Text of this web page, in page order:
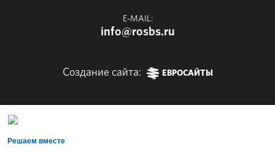
E-MAIL:
info@rosbs.ru
Создание сайта: ЕВРОСАЙТЫ
Решаем вместе